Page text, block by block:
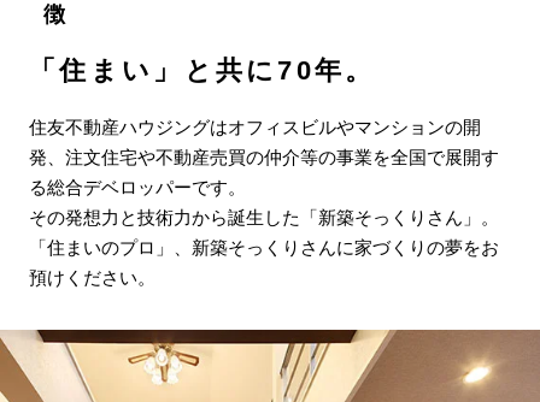
徴
「住まい」と共に70年。
住友不動産ハウジングはオフィスビルやマンションの開
発、注文住宅や不動産売買の仲介等の事業を全国で展開す
る総合デベロッパーです。
その発想力と技術力から誕生した「新築そっくりさん」。
「住まいのプロ」、新築そっくりさんに家づくりの夢をお
預けください。